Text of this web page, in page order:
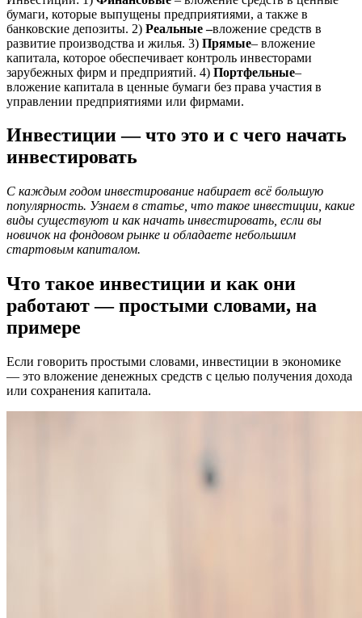
бумаги, которые выпущены предприятиями, а также в
банковские депозиты. 2) Реальные –вложение средств в
развитие производства и жилья. 3) Прямые– вложение
капитала, которое обеспечивает контроль инвесторами
зарубежных фирм и предприятий. 4) Портфельные–
вложение капитала в ценные бумаги без права участия в
управлении предприятиями или фирмами.
Инвестиции — что это и с чего начать
инвестировать
С каждым годом инвестирование набирает всё большую
популярность. Узнаем в статье, что такое инвестиции, какие
виды существуют и как начать инвестировать, если вы
новичок на фондовом рынке и обладаете небольшим
стартовым капиталом.
Что такое инвестиции и как они
работают — простыми словами, на
примере
Если говорить простыми словами, инвестиции в экономике
— это вложение денежных средств с целью получения дохода
или сохранения капитала.